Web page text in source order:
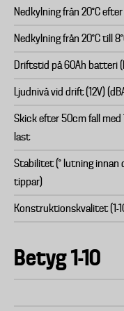
Nedkylning från 20°C efter
Nedkylning från 20°C till
Driftstid på 60Ah batteri
Ljudnivå vid drift (12V)
Skick efter 50cm fall med
last
Stabilitet (° lutning innan
tippar)
Konstruktionskvalitet (1-
Betyg 1-10